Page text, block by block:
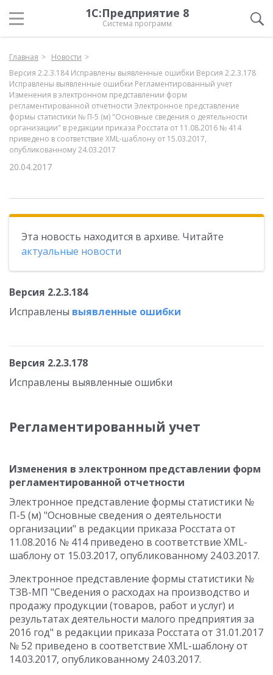
1С:Предприятие 8
Система программ
Главная
Новости
Версия 2.2.3.184 Исправлены выявленные ошибки Версия 2.2.3.178
Исправлены выявленные ошибки Регламентированный учет
Изменения в электронном представлении форм
регламентированной отчетности Электронное представление
формы статистики № П-5 (м) "Основные сведения о деятельности
организации" в редакции приказа Росстата от 11.08.2016 № 414
приведено в соответствие XML-шаблону от 15.03.2017,
опубликованному 24.03.2017
20.04.2017
Эта новость находится в архиве. Читайте
актуальные новости
Версия 2.2.3.184
Исправлены выявленные ошибки
Версия 2.2.3.178
Исправлены выявленные ошибки
Регламентированный учет
Изменения в электронном представлении форм
регламентированной отчетности
Электронное представление формы статистики №
П-5 (м) "Основные сведения о деятельности
организации" в редакции приказа Росстата от
11.08.2016 № 414 приведено в соответствие XML-
шаблону от 15.03.2017, опубликованному 24.03.2017.
Электронное представление формы статистики №
ТЗВ-МП "Сведения о расходах на производство и
продажу продукции (товаров, работ и услуг) и
результатах деятельности малого предприятия за
2016 год" в редакции приказа Росстата от 31.01.2017
№ 52 приведено в соответствие XML-шаблону от
14.03.2017, опубликованному 24.03.2017.